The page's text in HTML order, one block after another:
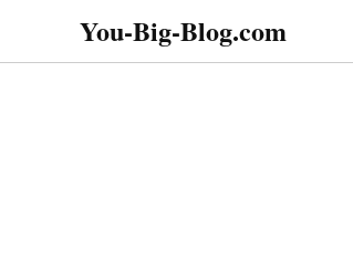
You-Big-Blog.com
Alles in einem. Tipps,
Tricks